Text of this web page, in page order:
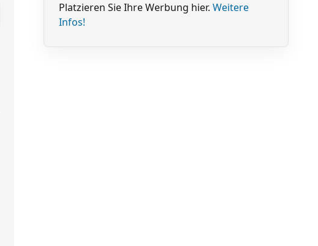
Platzieren Sie Ihre Werbung hier. Weitere
Infos!